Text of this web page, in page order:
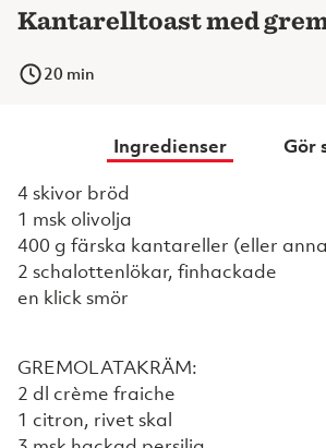
Kantarelltoast med
20 min
Ingredienser
Gör
4 skivor bröd
1 msk olivolja
400 g färska kantareller (eller
2 schalottenlökar, finhackade
en klick smör
GREMOLATAKRÄM:
2 dl crème fraiche
1 citron, rivet skal